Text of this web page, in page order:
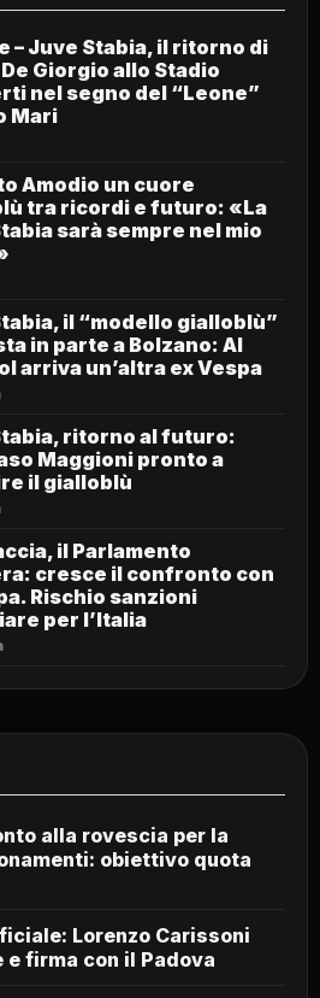
– Juve Stabia, il ritorno di
Giorgio allo Stadio
nel segno del “Leone”
Mari
Amodio un cuore
tra ricordi e futuro: «La
sarà sempre nel mio
il “modello gialloblù”
in parte a Bolzano: Al
arriva un’altra ex Vespa
ritorno al futuro:
Maggioni pronto a
il gialloblù
il Parlamento
cresce il confronto con
Rischio sanzioni
per l’Italia
alla rovescia per la
obiettivo quota
Lorenzo Carissoni
e firma con il Padova